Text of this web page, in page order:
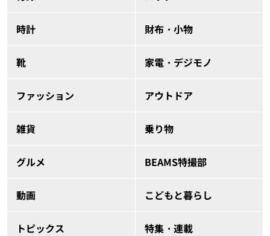
時計 財布・小物
靴 家電・デジモノ
ファッション アウトドア
雑貨 乗り物
グルメ BEAMS特撮部
動画 こどもと暮らし
トピックス 特集・連載